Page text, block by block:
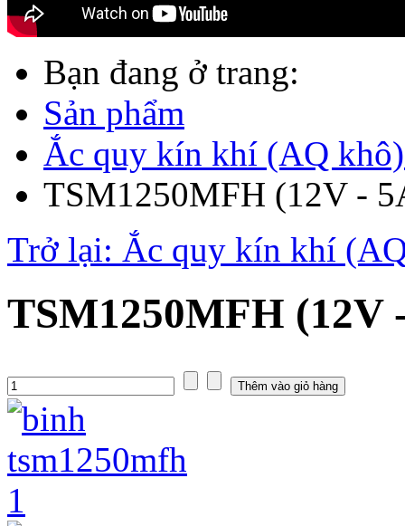
Bạn đang ở trang:
Sản phẩm
Ắc quy kín khí (AQ
TSM1250MFH (12V -
Trở lại: Ắc quy kín khí
TSM1250MFH (12V